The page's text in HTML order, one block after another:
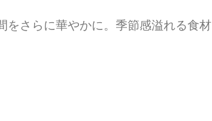
をさらに華やかに。季節感溢れる食材